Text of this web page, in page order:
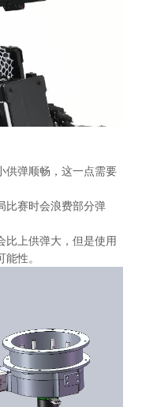
供弹顺畅，这一点需要
比赛时会浪费部分弹
比上供弹大，但是使用
性。